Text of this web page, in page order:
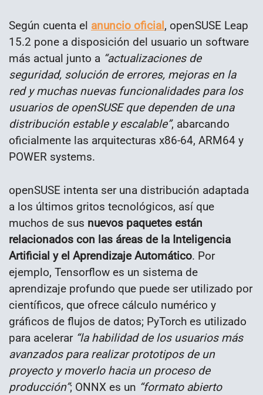
Según cuenta el anuncio oficial, openSUSE Leap
15.2 pone a disposición del usuario un software
más actual junto a “actualizaciones de
seguridad, solución de errores, mejoras en la
red y muchas nuevas funcionalidades para los
usuarios de openSUSE que dependen de una
distribución estable y escalable”, abarcando
oficialmente las arquitecturas x86-64, ARM64 y
POWER systems.
openSUSE intenta ser una distribución adaptada
a los últimos gritos tecnológicos, así que
muchos de sus nuevos paquetes están
relacionados con las áreas de la Inteligencia
Artificial y el Aprendizaje Automático. Por
ejemplo, Tensorflow es un sistema de
aprendizaje profundo que puede ser utilizado por
científicos, que ofrece cálculo numérico y
gráficos de flujos de datos; PyTorch es utilizado
para acelerar “la habilidad de los usuarios más
avanzados para realizar prototipos de un
proyecto y moverlo hacia un proceso de
producción”; ONNX es un “formato abierto